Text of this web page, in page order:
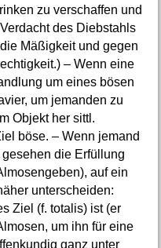
zu verschaffen und
des Diebstahls
Mäßigkeit und gegen
– Wenn eine
um eines bösen
um jemanden zu
Objekt her sittl.
böse. – Wenn jemand
die Erfüllung
auf ein
unterscheiden:
Ziel (f. totalis) ist (er
um ihn für eine
ganz unter